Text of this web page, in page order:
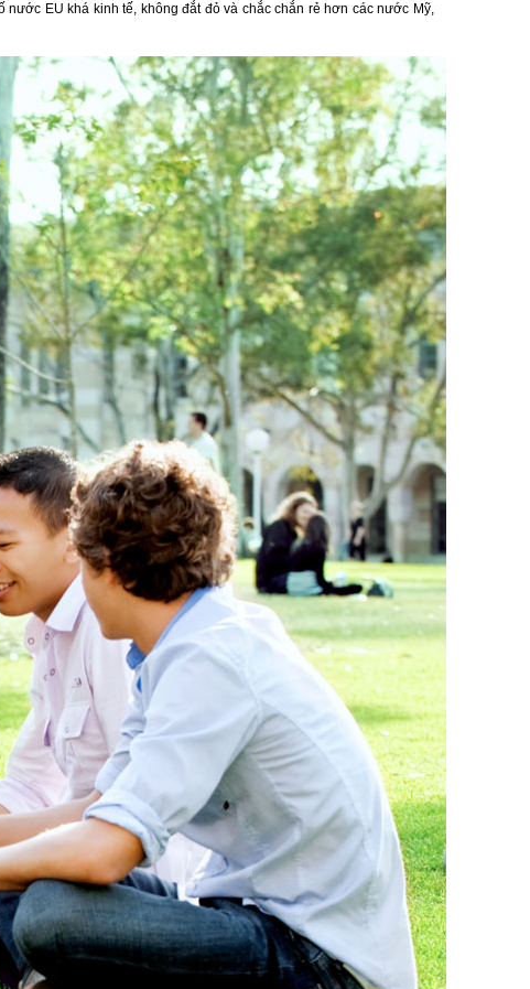
EU khá kinh tế, không đắt đỏ và chắc chắn rẻ hơn các nước Mỹ,